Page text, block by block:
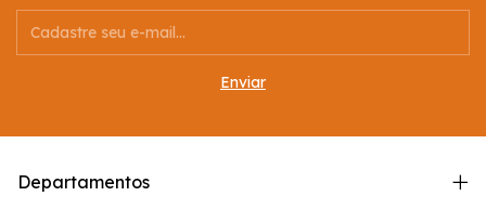
Departamentos